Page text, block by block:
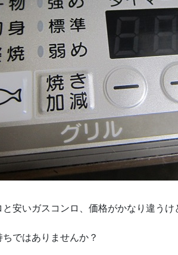
と安いガスコンロ、価格がかなり違うけ
ではありませんか？